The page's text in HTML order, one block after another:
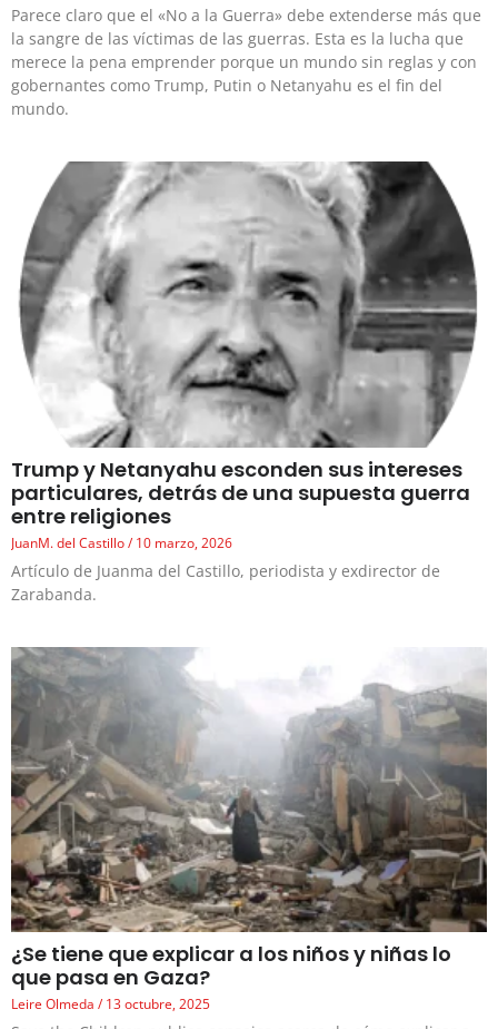
Parece claro que el «No a la Guerra» debe extenderse más que
la sangre de las víctimas de las guerras. Esta es la lucha que
merece la pena emprender porque un mundo sin reglas y con
gobernantes como Trump, Putin o Netanyahu es el fin del
mundo.
Trump y Netanyahu esconden sus intereses
particulares, detrás de una supuesta guerra
entre religiones
JuanM. del Castillo 10 marzo, 2026
Artículo de Juanma del Castillo, periodista y exdirector de
Zarabanda.
¿Se tiene que explicar a los niños y niñas lo
que pasa en Gaza?
Leire Olmeda 13 octubre, 2025